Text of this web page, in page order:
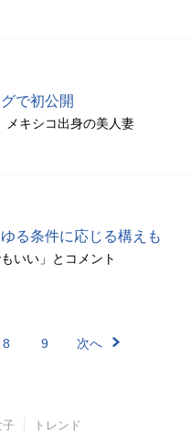
で初公開
メキシコ出身の美人妻
る条件に応じる構えも
いい」とコメント
8 9 次へ
子 トレンド